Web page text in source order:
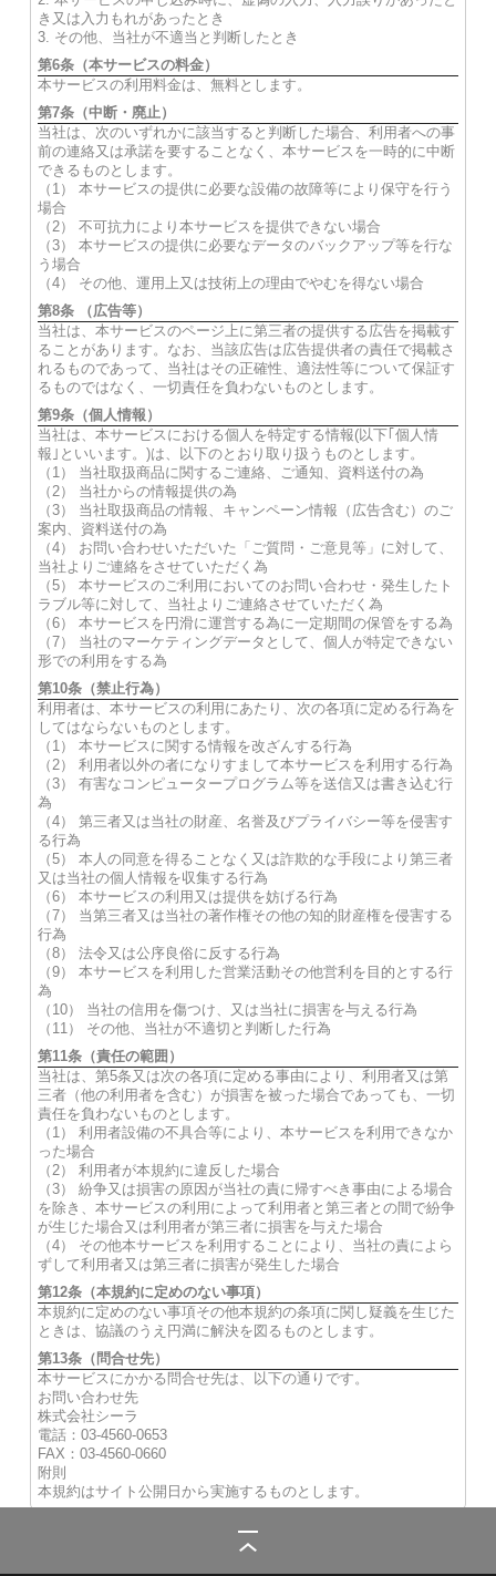
き又は入力もれがあったとき
3. その他、当社が不適当と判断したとき
第6条（本サービスの料金）
本サービスの利用料金は、無料とします。
第7条（中断・廃止）
当社は、次のいずれかに該当すると判断した場合、利用者への事
前の連絡又は承諾を要することなく、本サービスを一時的に中断
できるものとします。
（1） 本サービスの提供に必要な設備の故障等により保守を行う
場合
（2） 不可抗力により本サービスを提供できない場合
（3） 本サービスの提供に必要なデータのバックアップ等を行な
う場合
（4） その他、運用上又は技術上の理由でやむを得ない場合
第8条 （広告等）
当社は、本サービスのページ上に第三者の提供する広告を掲載す
ることがあります。なお、当該広告は広告提供者の責任で掲載さ
れるものであって、当社はその正確性、適法性等について保証す
るものではなく、一切責任を負わないものとします。
第9条（個人情報）
当社は、本サービスにおける個人を特定する情報(以下｢個人情
報｣といいます。)は、以下のとおり取り扱うものとします。
（1） 当社取扱商品に関するご連絡、ご通知、資料送付の為
（2） 当社からの情報提供の為
（3） 当社取扱商品の情報、キャンペーン情報（広告含む）のご
案内、資料送付の為
（4） お問い合わせいただいた「ご質問・ご意見等」に対して、
当社よりご連絡をさせていただく為
（5） 本サービスのご利用においてのお問い合わせ・発生したト
ラブル等に対して、当社よりご連絡させていただく為
（6） 本サービスを円滑に運営する為に一定期間の保管をする為
（7） 当社のマーケティングデータとして、個人が特定できない
形での利用をする為
第10条（禁止行為）
利用者は、本サービスの利用にあたり、次の各項に定める行為を
してはならないものとします。
（1） 本サービスに関する情報を改ざんする行為
（2） 利用者以外の者になりすまして本サービスを利用する行為
（3） 有害なコンピュータープログラム等を送信又は書き込む行
為
（4） 第三者又は当社の財産、名誉及びプライバシー等を侵害す
る行為
（5） 本人の同意を得ることなく又は詐欺的な手段により第三者
又は当社の個人情報を収集する行為
（6） 本サービスの利用又は提供を妨げる行為
（7） 当第三者又は当社の著作権その他の知的財産権を侵害する
行為
（8） 法令又は公序良俗に反する行為
（9） 本サービスを利用した営業活動その他営利を目的とする行
為
（10） 当社の信用を傷つけ、又は当社に損害を与える行為
（11） その他、当社が不適切と判断した行為
第11条（責任の範囲）
当社は、第5条又は次の各項に定める事由により、利用者又は第
三者（他の利用者を含む）が損害を被った場合であっても、一切
責任を負わないものとします。
（1） 利用者設備の不具合等により、本サービスを利用できなか
った場合
（2） 利用者が本規約に違反した場合
（3） 紛争又は損害の原因が当社の責に帰すべき事由による場合
を除き、本サービスの利用によって利用者と第三者との間で紛争
が生じた場合又は利用者が第三者に損害を与えた場合
（4） その他本サービスを利用することにより、当社の責によら
ずして利用者又は第三者に損害が発生した場合
第12条（本規約に定めのない事項）
本規約に定めのない事項その他本規約の条項に関し疑義を生じた
ときは、協議のうえ円満に解決を図るものとします。
第13条（問合せ先）
本サービスにかかる問合せ先は、以下の通りです。
お問い合わせ先
株式会社シーラ
電話：03-4560-0653
FAX：03-4560-0660
附則
本規約はサイト公開日から実施するものとします。